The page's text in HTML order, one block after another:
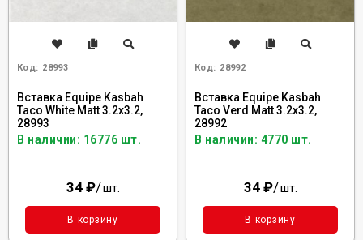
Код: 28993
Вставка Equipe Kasbah
Taco White Matt 3.2x3.2,
28993
В наличии: 16776 шт.
34 ₽/шт.
В корзину
Код: 28992
Вставка Equipe Kasbah
Taco Verd Matt 3.2x3.2,
28992
В наличии: 4770 шт.
34 ₽/шт.
В корзину